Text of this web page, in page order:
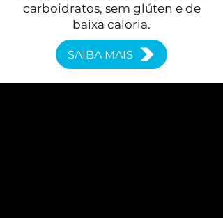
carboidratos, sem glúten e de
baixa caloria.
SAIBA MAIS